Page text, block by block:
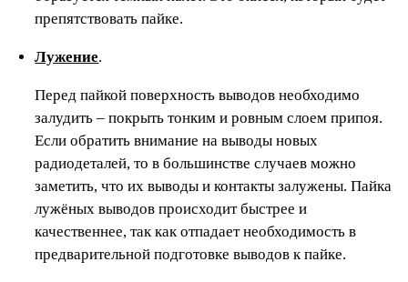
препятствовать пайке.
Лужение.
Перед пайкой поверхность выводов необходимо
залудить – покрыть тонким и ровным слоем припоя.
Если обратить внимание на выводы новых
радиодеталей, то в большинстве случаев можно
заметить, что их выводы и контакты залужены. Пайка
лужёных выводов происходит быстрее и
качественнее, так как отпадает необходимость в
предварительной подготовке выводов к пайке.